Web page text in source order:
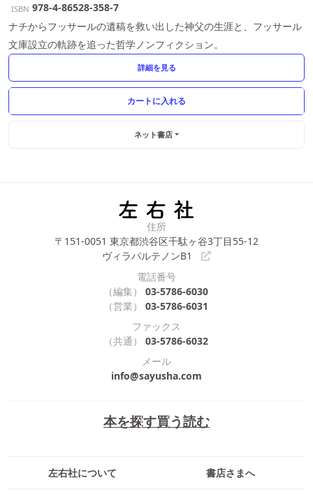
ISBN 978-4-86528-358-7
ナチからフッサールの遺稿を救い出した神父の生涯と、フッサール
文庫設立の軌跡を追った哲学ノンフィクション。
詳細を見る
ネット書店
本を探す買う読む
左右社について 書店さまへ
住所
〒151-0051 東京都渋谷区千駄ヶ谷3丁目55-12
ヴィラパルテノンB1
電話番号
（編集）
03-5786-6030
（営業）
03-5786-6031
ファックス
（共通）
03-5786-6032
メール
info@sayusha.com